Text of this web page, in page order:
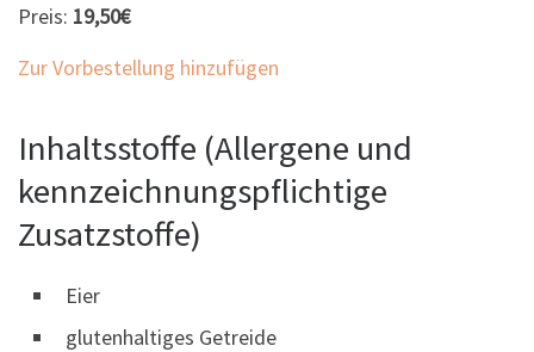
Preis: 19,50€
Zur Vorbestellung hinzufügen
Inhaltsstoffe (Allergene und
kennzeichnungspflichtige
Zusatzstoffe)
Eier
glutenhaltiges Getreide